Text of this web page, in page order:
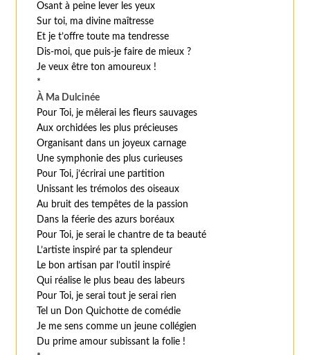
Osant à peine lever les yeux
Sur toi, ma divine maîtresse
Et je t’offre toute ma tendresse
Dis-moi, que puis-je faire de mieux ?
Je veux être ton amoureux !
*
À Ma Dulcinée
Pour Toi, je mêlerai les fleurs sauvages
Aux orchidées les plus précieuses
Organisant dans un joyeux carnage
Une symphonie des plus curieuses
Pour Toi, j’écrirai une partition
Unissant les trémolos des oiseaux
Au bruit des tempêtes de la passion
Dans la féerie des azurs boréaux
Pour Toi, je serai le chantre de ta beauté
L’artiste inspiré par ta splendeur
Le bon artisan par l’outil inspiré
Qui réalise le plus beau des labeurs
Pour Toi, je serai tout je serai rien
Tel un Don Quichotte de comédie
Je me sens comme un jeune collégien
Du prime amour subissant la folie !